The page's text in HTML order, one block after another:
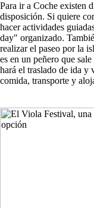
Para ir a Coche existen
disposición. Si quiere
hacer actividades
day" organizado.
realizar el paseo por la
es en un peñero que sale
hará el traslado de ida y
comida, transporte y